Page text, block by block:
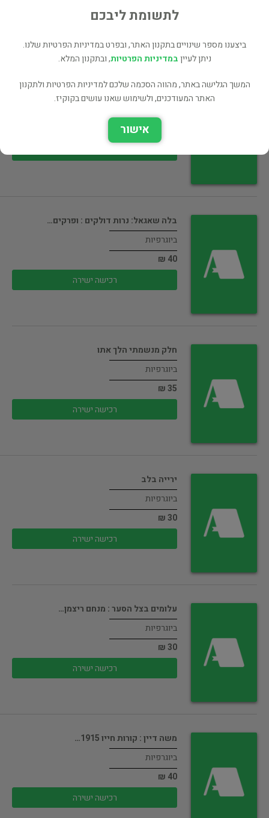
רכישה ישירה
חיים שיף : ללא תכתיבים
בלה שאגאל: נרות דולקים : ופרקים…
ביוגרפיות
40 ₪
רכישה ישירה
חלק מנשמתי הלך אתו
ביוגרפיות
35 ₪
רכישה ישירה
ירייה בלב
ביוגרפיות
30 ₪
רכישה ישירה
עלומים בצל הסער : מנחם ריצמן…
ביוגרפיות
30 ₪
רכישה ישירה
משה דיין : קורות חייו 1915…
ביוגרפיות
40 ₪
רכישה ישירה
לתשומת ליבכם
ביצענו מספר שינויים בתקנון האתר, ובפרט במדיניות הפרטיות שלנו.
ניתן לעייןבמדיניות הפרטיות, ובתקנון המלא.
המשך הגלישה באתר, מהווה הסכמה שלכם למדיניות הפרטיות ולתקנון
האתר המעודכנים, ולשימוש שאנו עושים בקוקיז.
אישור